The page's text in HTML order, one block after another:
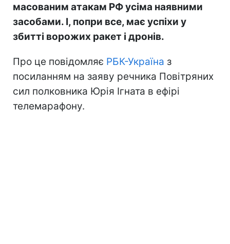
масованим атакам РФ усіма наявними
засобами. І, попри все, має успіхи у
збитті ворожих ракет і дронів.
Про це повідомляє РБК-Україна з
посиланням на заяву речника Повітряних
сил полковника Юрія Ігната в ефірі
телемарафону.